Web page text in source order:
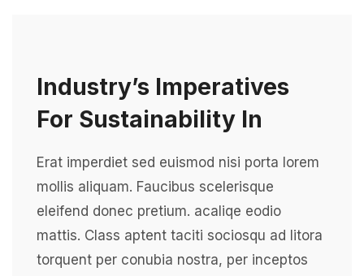
Industry’s Imperatives
For Sustainability In
Erat imperdiet sed euismod nisi porta lorem
mollis aliquam. Faucibus scelerisque
eleifend donec pretium. acaliqe eodio
mattis. Class aptent taciti sociosqu ad litora
torquent per conubia nostra, per inceptos